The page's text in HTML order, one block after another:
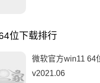
位下载排行
微软官方win11 64
v2021.06